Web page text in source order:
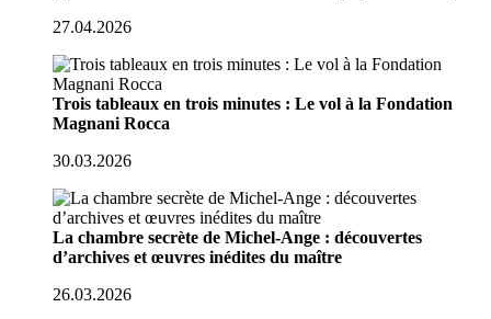
27.04.2026
Trois tableaux en trois minutes : Le vol à la Fondation
Magnani Rocca
30.03.2026
La chambre secrète de Michel-Ange : découvertes
d’archives et œuvres inédites du maître
26.03.2026